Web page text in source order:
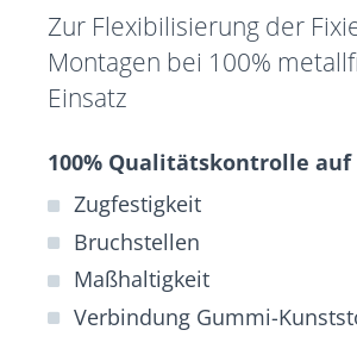
Zur Flexibilisierung der
Montagen bei 100%
Einsatz
100% Qualitätskontrolle auf
Zugfestigkeit
Bruchstellen
Maßhaltigkeit
Verbindung Gummi-